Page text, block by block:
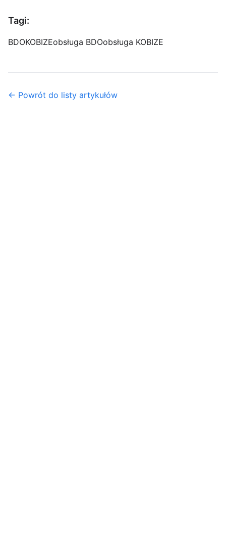
Tagi:
BDOKOBIZEobsługa BDOobsługa KOBIZE
← Powrót do listy artykułów